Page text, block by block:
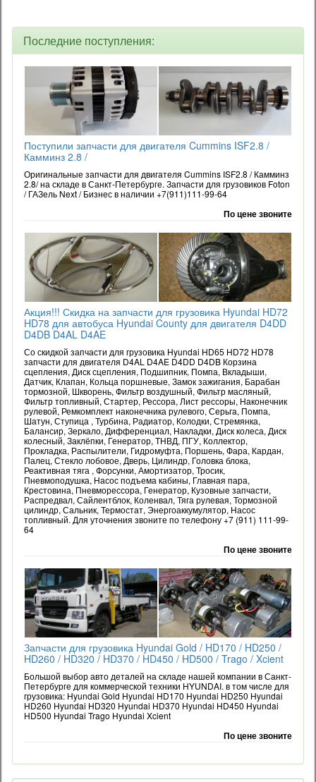
Последние поступления:
Поступили запчасти для двигателя Cummins ISF2.8 /
Камминз 2.8 /
Оригинальные запчасти для двигателя Cummins ISF2.8 / Камминз
2.8/ на складе в Санкт-Петербурге. Запчасти для грузовиков Foton
/ ГАЗель Next / Бизнес в наличии +7(911)111-99-64
По цене звоните
Акция!!! Скидка на запчасти для грузовика Hyundai HD72
HD78 для автобуса Hyundai County для двигателя D4DD
D4DB D4AL D4AE
Со скидкой запчасти для грузовика Hyundai HD65 HD72 HD78
запчасти для двигателя D4AL D4AE D4DD D4DB Корзина
сцепления, Диск сцепления, Подшипник, Помпа, Вкладыши,
Датчик, Клапан, Кольца поршневые, Замок зажигания, Барабан
тормозной, Шкворень, Фильтр воздушный, Фильтр масляный,
Фильтр топливный, Стартер, Рессора, Лист рессоры, Наконечник
рулевой, Ремкомплект наконечника рулевого, Серьга, Помпа,
Шатун, Ступица , Турбина, Радиатор, Колодки, Стремянка,
Балансир, Зеркало, Дифференциал, Накладки, Диск колеса, Диск
колесный, Заклёпки, Генератор, ТНВД, ПГУ, Коллектор,
Прокладка, Распылители, Гидромуфта, Поршень, Фара, Кардан,
Палец, Стекло лобовое, Дверь, Цилиндр, Головка блока,
Реактивная тяга , Форсунки, Амортизатор, Тросик,
Пневмоподушка, Насос подъема кабины, Главная пара,
Крестовина, Пневморессора, Генератор, Кузовные запчасти,
Распредвал, Сайлентблок, Коленвал, Тяга рулевая, Тормозной
цилиндр, Сальник, Термостат, Энергоаккумулятор, Насос
топливный. Для уточнения звоните по телефону +7 (911) 111-99-
64
По цене звоните
Запчасти для грузовика Hyundai Gold / HD170 / HD250 /
HD260 / HD320 / HD370 / HD450 / HD500 / Trago / Xcient
Большой выбор авто деталей на складе нашей компании в Санкт-
Петербурге для коммерческой техники HYUNDAI. в том числе для
грузовика: Hyundai Gold Hyundai HD170 Hyundai HD250 Hyundai
HD260 Hyundai HD320 Hyundai HD370 Hyundai HD450 Hyundai
HD500 Hyundai Trago Hyundai Xcient
По цене звоните